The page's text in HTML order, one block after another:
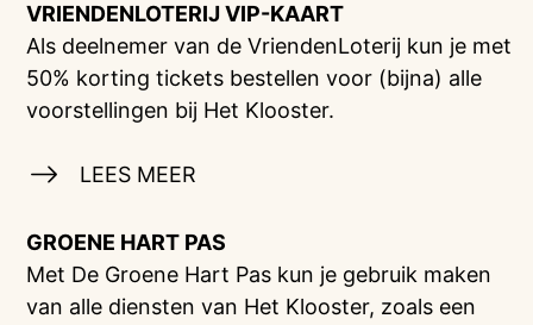
VRIENDENLOTERIJVIP-KAART
Als deelnemer van de VriendenLoterij kun je met
50% korting tickets bestellen voor (bijna) alle
voorstellingen bij Het Klooster.
LEES MEER
GROENE HART PAS
Met De Groene Hart Pas kun je gebruik maken
van alle diensten van Het Klooster, zoals een